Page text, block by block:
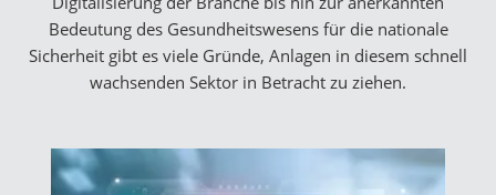
Bedeutung des Gesundheitswesens für die nationale
Sicherheit gibt es viele Gründe, Anlagen in diesem schnell
wachsenden Sektor in Betracht zu ziehen.